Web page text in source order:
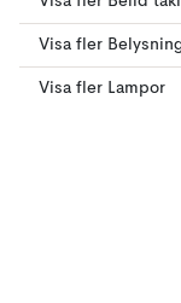
Visa fler
Visa fler Lampor